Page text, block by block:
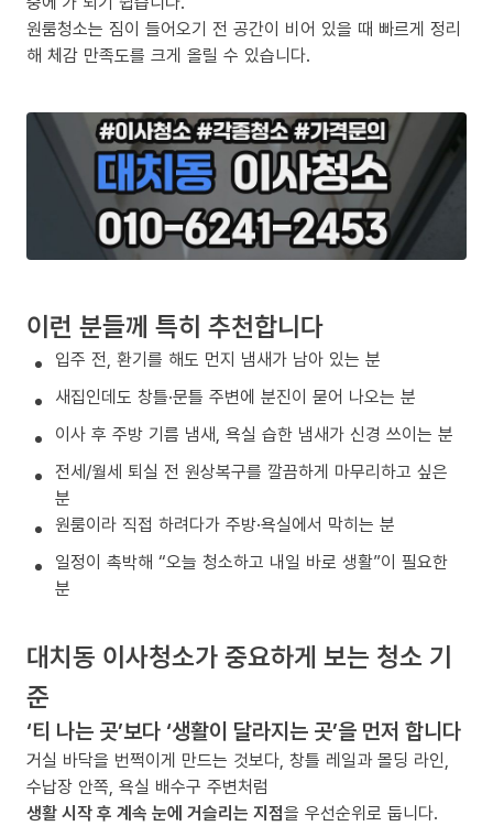
원룸청소는 짐이 들어오기 전 공간이 비어 있을 때 빠르게 정리
해 체감 만족도를 크게 올릴 수 있습니다.
이런 분들께 특히 추천합니다
입주 전, 환기를 해도 먼지 냄새가 남아 있는 분
새집인데도 창틀·문틀 주변에 분진이 묻어 나오는 분
이사 후 주방 기름 냄새, 욕실 습한 냄새가 신경 쓰이는 분
전세/월세 퇴실 전 원상복구를 깔끔하게 마무리하고 싶은
분
원룸이라 직접 하려다가 주방·욕실에서 막히는 분
일정이 촉박해 “오늘 청소하고 내일 바로 생활”이 필요한
분
대치동 이사청소가 중요하게 보는 청소 기
준
‘티 나는 곳’보다 ‘생활이 달라지는 곳’을 먼저 합니다
거실 바닥을 번쩍이게 만드는 것보다, 창틀 레일과 몰딩 라인,
수납장 안쪽, 욕실 배수구 주변처럼
생활 시작 후 계속 눈에 거슬리는 지점을 우선순위로 둡니다.